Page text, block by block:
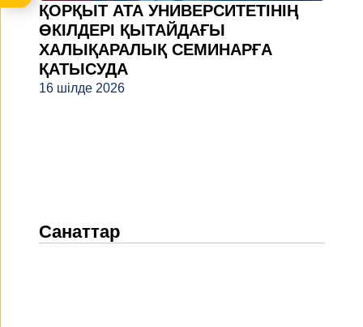
ҚОРҚЫТ АТА УНИВЕРСИТЕТІНІҢ
ӨКІЛДЕРІ ҚЫТАЙДАҒЫ
ХАЛЫҚАРАЛЫҚ СЕМИНАРҒА
ҚАТЫСУДА
16 шілде 2026
Санаттар